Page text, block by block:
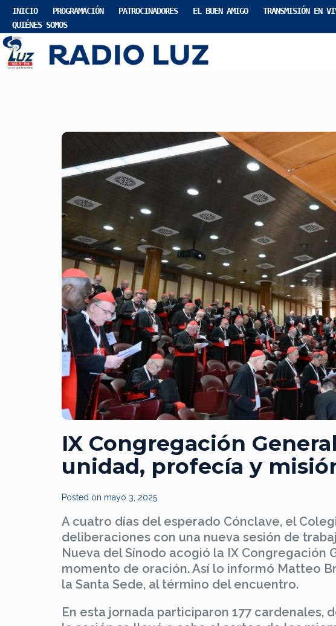
INICIO PROGRAMACIÓN PATROCINADORES EL BUEN AMIGO
TRANSMISIÓN EN
QUIÉNES SOMOS
IX Congregación
unidad, profecía y
Posted on mayo 3, 2025
A cuatro días del esperado Cónclave, el
deliberaciones con una nueva sesión de
Nueva del Sínodo acogió la IX Congregación
momento de oración. Así lo informó Matteo
la Santa Sede, al término del encuentro.
En esta jornada participaron 177 cardenales,